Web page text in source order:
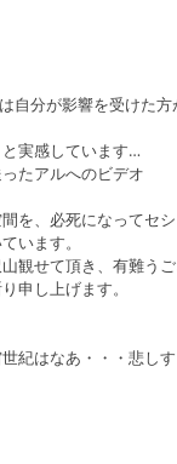
自分が影響を受けた方
実感しています…
たアルへのビデオ
を、必死になってセ
います。
観せて頂き、有難うご
申し上げます。
紀はなあ・・・悲しす